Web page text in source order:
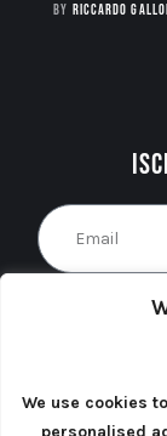
We use cookies
personalised
BY RICCARDO